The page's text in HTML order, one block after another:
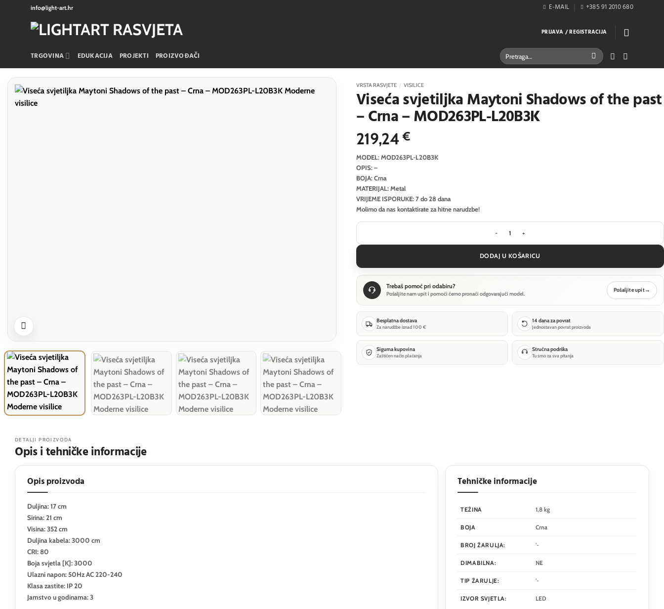
info@light-art.hr E-MAIL +385 91 2010 680
PRIJAVA / REGISTRACIJA
TRGOVINA EDUKACIJA PROJEKTI PROIZVOĐAČI Pretraži:
VRSTA RASVJETE / VISILICE
Viseća svjetiljka Maytoni Shadows of the past
– Crna – MOD263PL-L20B3K
219,24€
MODEL: MOD263PL-L20B3K
OPIS: –
BOJA: Crna
MATERIJAL: Metal
VRIJEME ISPORUKE: 7 do 28 dana
Molimo da nas kontaktirate za hitne narudzbe!
Viseća svjetiljka Maytoni Shadows of the past -
DODAJ U KOŠARICU
Trebaš pomoć pri odabiru?
Pošaljite nam upit i pomoći ćemo pronaći odgovarajući model.
Pošaljite upit→
Besplatna dostava
Za narudžbe iznad 100 €
14 dana za povrat
Jednostavan povrat proizvoda
Sigurna kupovina
Zaštićen način plaćanja
Stručna podrška
Tu smo za sva pitanja
DETALJI PROIZVODA
Opis i tehničke informacije
Opis proizvoda
Duljina: 17 cm
Sirina: 21 cm
Visina: 352 cm
Duljina kabela: 3000 cm
CRI: 80
Boja svjetla [K]: 3000
Ulazni napon: 50Hz AC 220-240
Klasa zastite: IP 20
Jamstvo u godinama: 3
Tehničke informacije
TEŽINA 1,8 kg
BOJA Crna
BROJ ŽARULJA: '-
DIMABILNA: NE
TIP ŽARULJE: '-
IZVOR SVJETLA: LED